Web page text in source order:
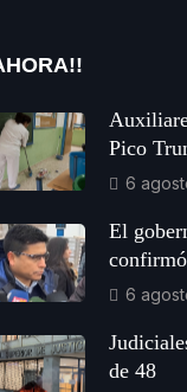
Pico
6
El
6
de 48